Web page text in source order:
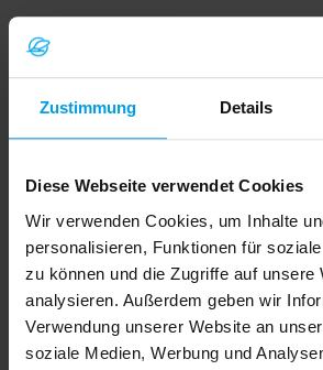
Zustimmung Details
Diese Webseite verwendet Cookies
Wir verwenden Cookies, um Inhalte
personalisieren, Funktionen für
zu können und die Zugriffe auf unsere
analysieren. Außerdem geben wir
Verwendung unserer Website an
soziale Medien, Werbung und
Solitair MF